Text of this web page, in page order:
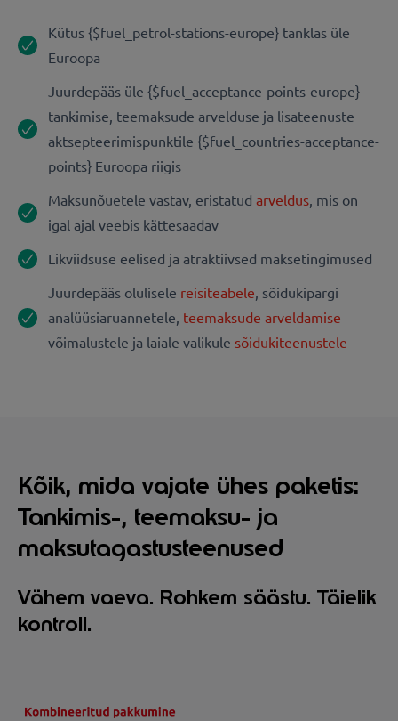
Kütus {$fuel_petrol-stations-europe} tanklas üle
Euroopa
Juurdepääs üle {$fuel_acceptance-points-europe}
tankimise, teemaksude arvelduse ja lisateenuste
aktsepteerimispunktile {$fuel_countries-acceptance-
points} Euroopa riigis
Maksunõuetele vastav, eristatud arveldus, mis on
igal ajal veebis kättesaadav
Likviidsuse eelised ja atraktiivsed maksetingimused
Juurdepääs olulisele reisiteabele, sõidukipargi
analüüsiaruannetele, teemaksude arveldamise
võimalustele ja laiale valikule sõidukiteenustele
Kõik, mida vajate ühes paketis:
Tankimis-, teemaksu- ja
maksutagastusteenused
Vähem vaeva. Rohkem säästu. Täielik
kontroll.